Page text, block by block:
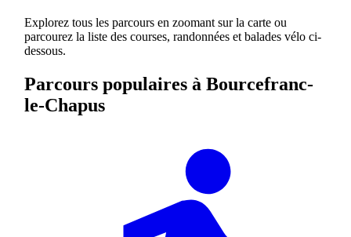
Explorez tous les parcours en zoomant sur la carte ou
parcourez la liste des courses, randonnées et balades vélo ci-
dessous.
Parcours populaires à Bourcefranc-
le-Chapus